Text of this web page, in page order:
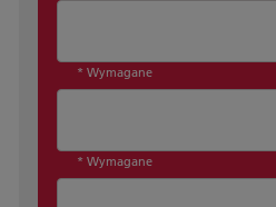
* Wymagane
* Wymagane